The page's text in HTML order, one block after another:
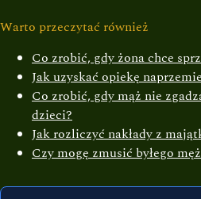
Warto przeczytać również
Co zrobić, gdy żona chce
Jak uzyskać opiekę
Co zrobić, gdy mąż nie
dzieci?
Jak rozliczyć nakłady z
Czy mogę zmusić byłego